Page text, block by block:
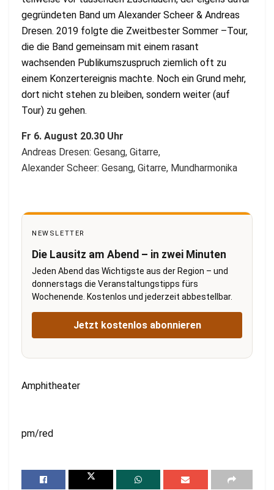
gegründeten Band um Alexander Scheer & Andreas
Dresen. 2019 folgte die Zweitbester Sommer –Tour,
die die Band gemeinsam mit einem rasant
wachsenden Publikumszuspruch ziemlich oft zu
einem Konzertereignis machte. Noch ein Grund mehr,
dort nicht stehen zu bleiben, sondern weiter (auf
Tour) zu gehen.
Fr 6. August 20.30 Uhr
Andreas Dresen: Gesang, Gitarre,
Alexander Scheer: Gesang, Gitarre, Mundharmonika
NEWSLETTER
Die Lausitz am Abend – in zwei Minuten
Jeden Abend das Wichtigste aus der Region – und
donnerstags die Veranstaltungstipps fürs
Wochenende. Kostenlos und jederzeit abbestellbar.
Jetzt kostenlos abonnieren
Amphitheater
pm/red